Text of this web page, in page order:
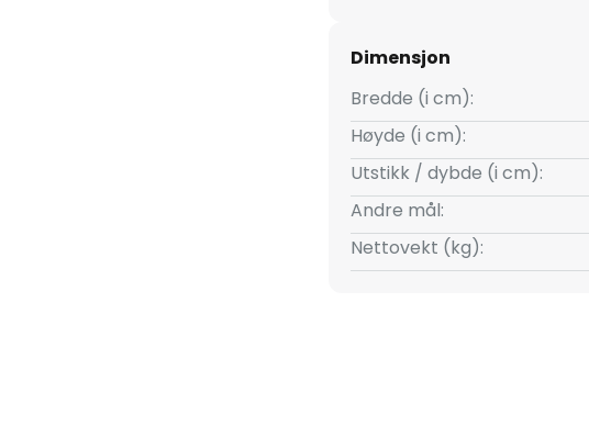
Dimensjon
Bredde (i cm):
Høyde (i cm):
Utstikk / dybde (i cm):
Andre mål:
Nettovekt (kg):